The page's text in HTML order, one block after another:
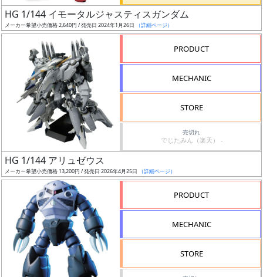
売
切
抽
選
中
復
活
HG 1/144 イモータルジャスティスガンダム
メーカー希望小売価格 2,640円 / 発売日 2024年1月26日 （詳細ページ）
PRODUCT
MECHANIC
STORE
売切れ
でじたみん（楽天） -
HG 1/144 アリュゼウス
メーカー希望小売価格 13,200円 / 発売日 2026年4月25日 （詳細ページ）
PRODUCT
MECHANIC
STORE